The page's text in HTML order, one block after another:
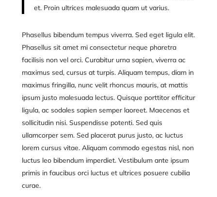
et. Proin ultrices malesuada quam ut varius.
Phasellus bibendum tempus viverra. Sed eget ligula elit.
Phasellus sit amet mi consectetur neque pharetra
facilisis non vel orci. Curabitur urna sapien, viverra ac
maximus sed, cursus at turpis. Aliquam tempus, diam in
maximus fringilla, nunc velit rhoncus mauris, at mattis
ipsum justo malesuada lectus. Quisque porttitor efficitur
ligula, ac sodales sapien semper laoreet. Maecenas et
sollicitudin nisi. Suspendisse potenti. Sed quis
ullamcorper sem. Sed placerat purus justo, ac luctus
lorem cursus vitae. Aliquam commodo egestas nisl, non
luctus leo bibendum imperdiet. Vestibulum ante ipsum
primis in faucibus orci luctus et ultrices posuere cubilia
curae.